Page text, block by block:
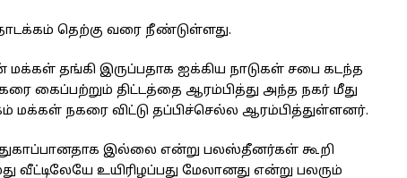
தெற்கு வரை நீண்டுள்ளது.
மக்கள் தங்கி இருப்பதாக ஐக்கிய நாடுகள் சபை கடந்த
கைப்பற்றும் திட்டத்தை ஆரம்பித்து அந்த நகர் மீது
நகரை விட்டு தப்பிச்செல்ல ஆரம்பித்துள்ளனர்.
இல்லை என்று பலஸ்தீனர்கள் கூறி
உயிரிழப்பது மேலானது என்று பலரும்